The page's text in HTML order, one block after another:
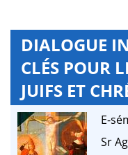
DIALOGUE
CLÉS POUR
JUIFS ET
E-
Sr